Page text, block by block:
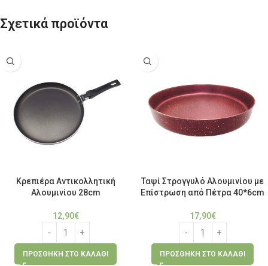
Σχετικά προϊόντα
Κρεπιέρα Αντικολλητική
Aλουμινίου 28cm
12,90€
ΠΡΟΣΘΉΚΗ ΣΤΟ ΚΑΛΆΘΙ
Ταψί Στρογγυλό Αλουμινίου με
Επίστρωση από Πέτρα 40*6cm
17,90€
ΠΡΟΣΘΉΚΗ ΣΤΟ ΚΑΛΆΘΙ